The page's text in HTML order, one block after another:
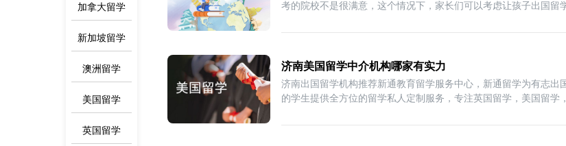
加拿大留学
新加坡留学
澳洲留学
美国留学
英国留学
考的院校不是很满意，这个情况下，家长们可以考虑让孩子出国留
济南美国留学中介机构哪家有实力
济南出国留学机构推荐新通教育留学服务中心，新通留学为有志出
的学生提供全方位的留学私人定制服务，专注英国留学，美国留学